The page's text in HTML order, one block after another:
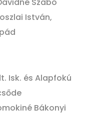
István,
Isk. és Alapfokú
Bákonyi